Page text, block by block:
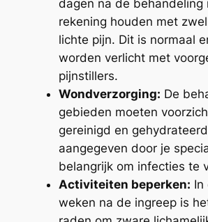
dagen na de behandeling
rekening houden met
lichte pijn. Dit is normaal
worden verlicht met
pijnstillers.
Wondverzorging: De
gebieden moeten
gereinigd en
aangegeven door je
belangrijk om infecties te
Activiteiten beperken: In
weken na de ingreep is